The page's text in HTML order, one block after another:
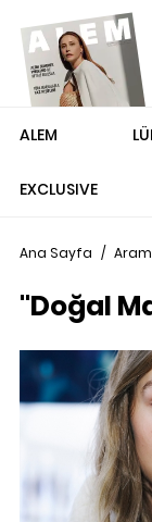
ALEM
EXCLUSIVE
Ana Sayfa /
"Doğal